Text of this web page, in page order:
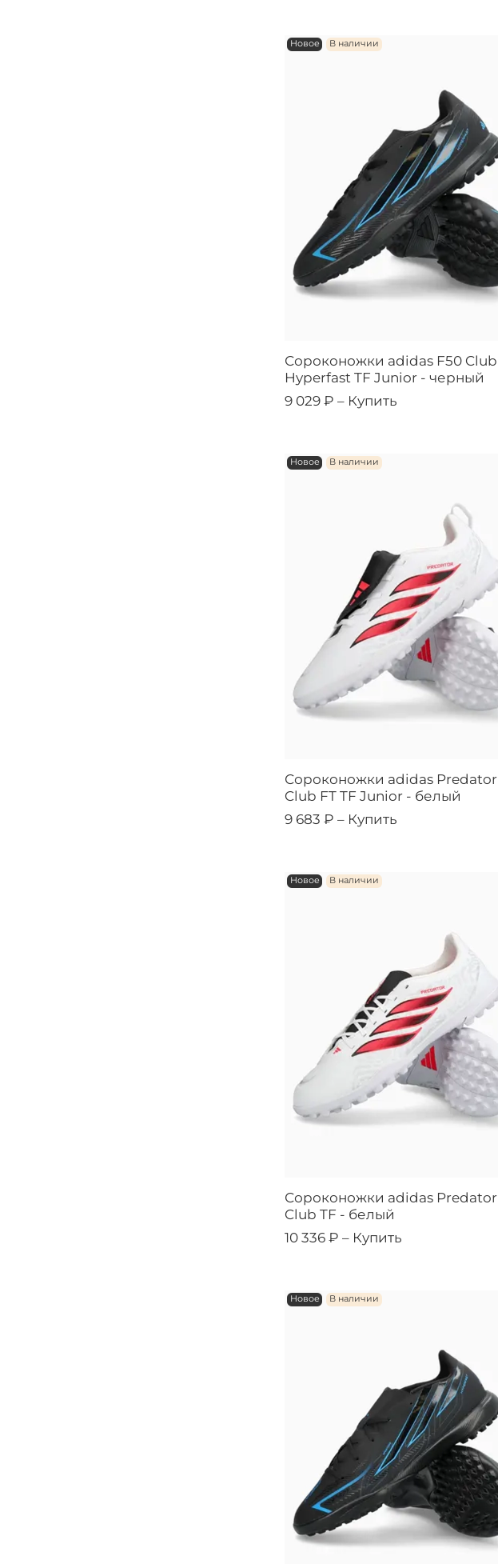
Новое В наличии
Сороконожки adidas F50 Club
Hyperfast TF Junior - черный
9 029 ₽ – Купить
Новое В наличии
Сороконожки adidas Predator
Club FT TF Junior - белый
9 683 ₽ – Купить
Новое В наличии
Сороконожки adidas Predator
Club TF - белый
10 336 ₽ – Купить
Новое В наличии